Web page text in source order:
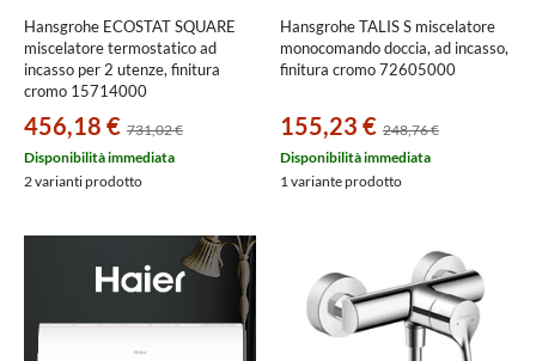
Hansgrohe ECOSTAT SQUARE
miscelatore termostatico ad
incasso per 2 utenze, finitura
cromo 15714000
456,18 € 731,02 €
Disponibilità immediata
2 varianti prodotto
Hansgrohe TALIS S miscelatore
monocomando doccia, ad incasso,
finitura cromo 72605000
155,23 € 248,76 €
Disponibilità immediata
1 variante prodotto